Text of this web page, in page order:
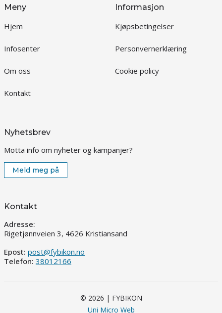
Meny
Hjem
Infosenter
Om oss
Kontakt
Informasjon
Kjøpsbetingelser
Personvernerklæring
Cookie policy
Nyhetsbrev
Motta info om nyheter og kampanjer?
Meld meg på
Kontakt
Adresse:
Rigetjønnveien 3, 4626 Kristiansand
Epost: post@fybikon.no
Telefon: 38012166
© 2026 | FYBIKON
Uni Micro Web